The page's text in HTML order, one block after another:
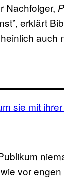
Nachfolger,
erklärt
auch
sie mit
vor